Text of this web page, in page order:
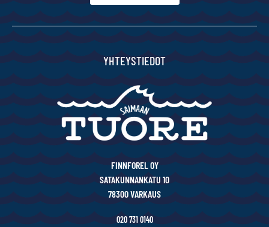
YHTEYSTIEDOT
FINNFOREL OY
SATAKUNNANKATU 10
78300 VARKAUS
020 731 0140